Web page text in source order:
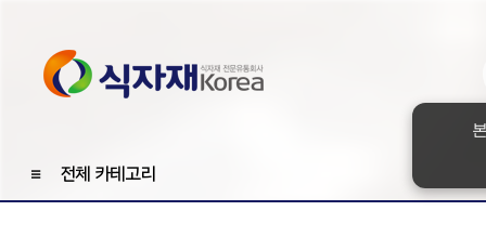
≡ 전체 카테고리